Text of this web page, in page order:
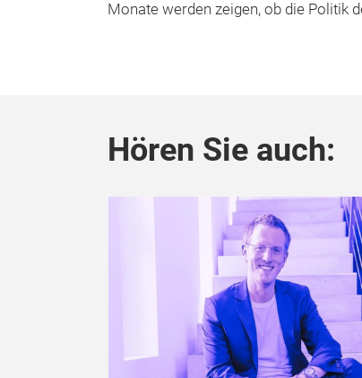
Monate werden zeigen, ob die Politik
Hören Sie auch: